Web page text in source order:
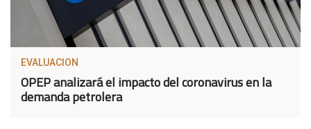
EVALUACION
OPEP analizará el impacto del coronavirus en la
demanda petrolera